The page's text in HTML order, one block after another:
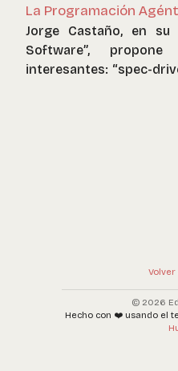
solo individuo valorada
La Programación
Jorge Castaño, en
Software”,
interesantes: “spec-
Volver
© 2026
Hecho con ❤️ usando el